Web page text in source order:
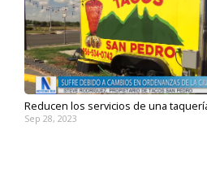
Reducen los servicios de una
Sep 28, 2023